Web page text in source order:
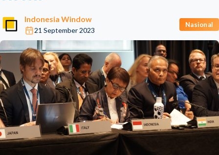
Indonesia Window
21 September 2023
Nasional